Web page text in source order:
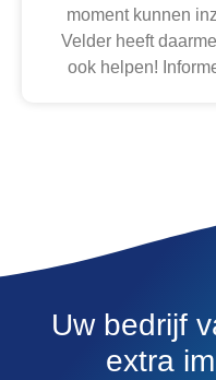
moment kunnen
Velder heeft
ook helpen!
Uw bedrijf
extra